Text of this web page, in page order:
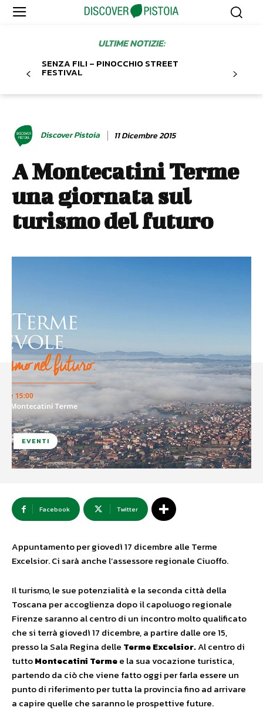
ULTIME NOTIZIE:
SENZA FILI – PINOCCHIO STREET
FESTIVAL
Discover Pistoia 11 Dicembre 2015
A Montecatini Terme
una giornata sul
turismo del futuro
EVENTI
Facebook Twitter
Appuntamento per giovedì 17 dicembre alle Terme
Excelsior. Ci sarà anche l’assessore regionale Ciuoffo.
Il turismo, le sue potenzialità e la seconda città della
Toscana per accoglienza dopo il capoluogo regionale
Firenze saranno al centro di un incontro molto qualificato
che si terrà giovedì 17 dicembre, a partire dalle ore 15,
presso la Sala Regina delle Terme Excelsior.Al centro di
tuttoMontecatini Termee la sua vocazione turistica,
partendo da ciò che viene fatto oggi per farla essere un
punto di riferimento per tutta la provincia fino ad arrivare
a capire quelle che saranno le prospettive future.